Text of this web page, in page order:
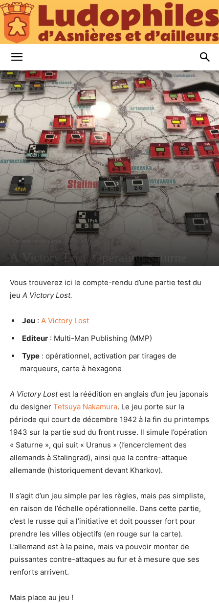
d’Asnières
et
d’Ailleurs
Compte rendu partie
A Victory Lost, Opération Saturne
15 MAI 2021
Vous trouverez ici le compte-rendu d’une partie test du
jeu A Victory Lost.
Jeu : A Victory Lost
Editeur : Multi-Man Publishing (MMP)
Type : opérationnel, activation par tirages de
marqueurs, carte à hexagone
A Victory Lostest la réédition en anglais d’un jeu japonais
du designer Tetsuya Nakamura. Le jeu porte sur la
période qui court de décembre 1942 à la fin du printemps
1943 sur la partie sud du front russe. Il simule l’opération
« Saturne », qui suit « Uranus » (l’encerclement des
allemands à Stalingrad), ainsi que la contre-attaque
allemande (historiquement devant Kharkov).
Il s’agit d’un jeu simple par les règles, mais pas simpliste,
en raison de l’échelle opérationnelle. Dans cette partie,
c’est le russe qui a l’initiative et doit pousser fort pour
prendre les villes objectifs (en rouge sur la carte).
L’allemand est à la peine, mais va pouvoir monter de
puissantes contre-attaques au fur et à mesure que ses
renforts arrivent.
Mais place au jeu !